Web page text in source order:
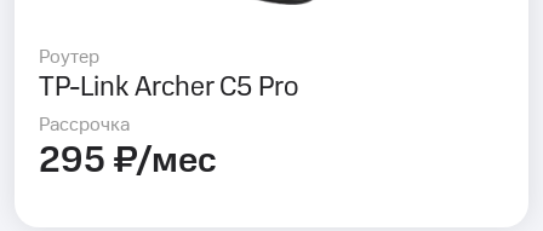
Роутер
TP-Link Archer C5 Pro
Рассрочка
295 ₽/мес